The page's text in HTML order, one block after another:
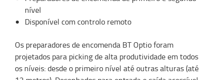
nível
Disponível com controlo remoto
Os preparadores de encomenda BT Optio foram
projetados para picking de alta produtividade em todos
os níveis: desde o primeiro nível até outras alturas (até